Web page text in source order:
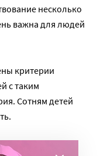
несколько
важна для людей
критерии
с таким
Сотням детей
— сахарный